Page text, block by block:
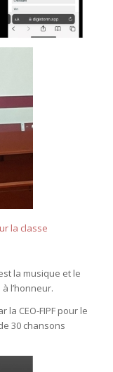
la classe
la musique et le
l’honneur.
CEO-FIPF pour le
30 chansons